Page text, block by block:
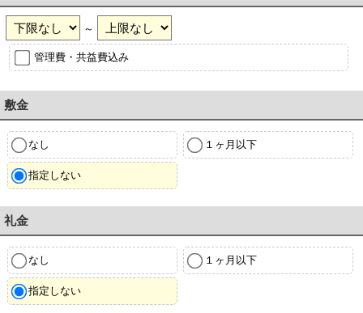
～
管理費・共益費込み
敷金
なし １ヶ月以下
指定しない
礼金
なし １ヶ月以下
指定しない